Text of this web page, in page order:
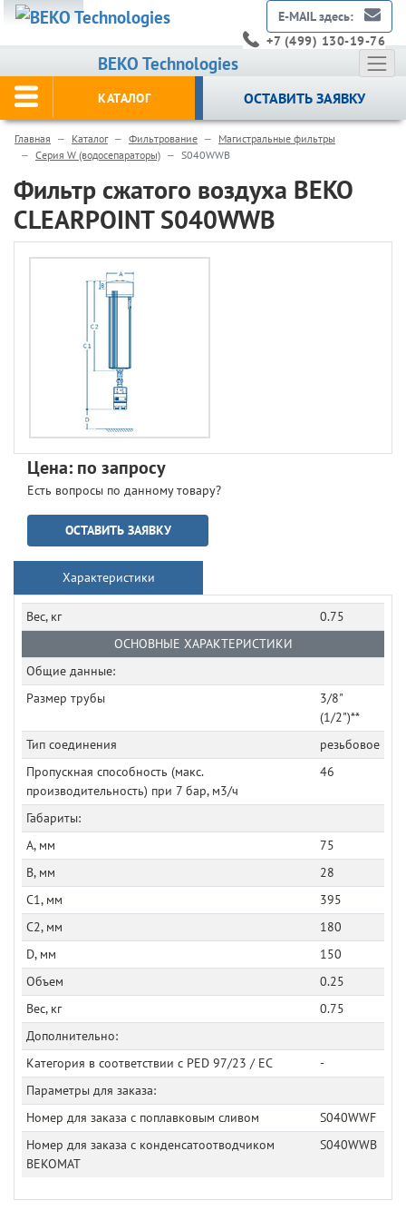
BEKO Technologies
E-MAIL здесь:
+7 (499) 130-19-76
КАТАЛОГ ОСТАВИТЬ ЗАЯВКУ
Главная Каталог Фильтрование
Магистральные фильтры
Серия W (водосепараторы)
S040WWB
Фильтр сжатого воздуха BEKO
CLEARPOINT S040WWB
Цена: по запросу
Есть вопросы по данному товару?
ОСТАВИТЬ ЗАЯВКУ
Характеристики
Вес, кг
0.75
ОСНОВНЫЕ ХАРАКТЕРИСТИКИ
Общие данные:
Размер трубы
3/8"
(1/2")**
Тип соединения
резьбовое
Пропускная способность (макс.
производительность) при 7 бар, м3/ч
46
Габариты:
A, мм
75
B, мм
28
C1, мм
395
C2, мм
180
D, мм
150
Объем
0.25
Вес, кг
0.75
Дополнительно:
Категория в соответствии с PED 97/23 / EC
-
Параметры для заказа:
Номер для заказа с поплавковым сливом
S040WWF
Номер для заказа с конденсатоотводчиком
BEKOMAT
S040WWB